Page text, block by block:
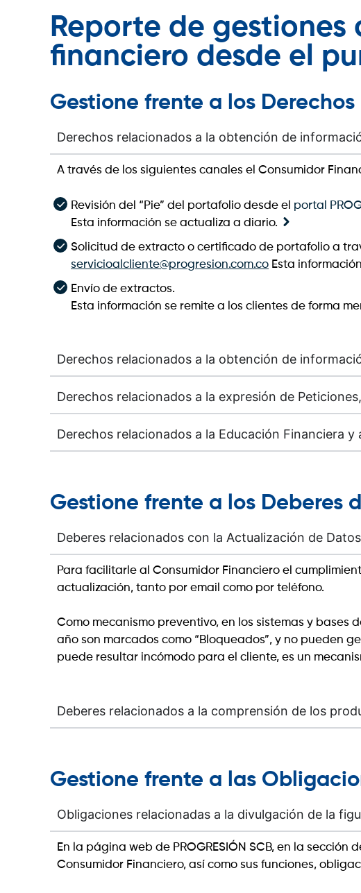
Reporte de gestiones
financiero desde el
Gestione frente a los
Derechos relacionados a la obtención de
A través de los siguientes canales el Consumidor
Revisión del “Pie” del portafolio desde el portal
Esta información se actualiza a diario.
Solicitud de extracto o certificado de portafolio a
servicioalcliente@progresion.com.co Esta
Envío de extractos.
Esta información se remite a los clientes de forma
Derechos relacionados a la obtención de
Derechos relacionados a la expresión de
Derechos relacionados a la Educación Financiera y
Gestione frente a los Deberes
Deberes relacionados con la Actualización de Datos
Para facilitarle al Consumidor Financiero el
actualización, tanto por email como por teléfono.
Como mecanismo preventivo, en los sistemas y
año son marcados como “Bloqueados”, y no pueden
puede resultar incómodo para el cliente, es un
Deberes relacionados a la comprensión de los
Gestione frente a las
Obligaciones relacionadas a la divulgación de la
En la página web de PROGRESIÓN SCB, en la
Consumidor Financiero, así como sus funciones,